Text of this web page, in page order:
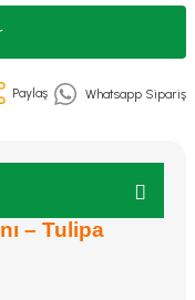
Paylaş Whatsapp Sipariş
– Tulipa